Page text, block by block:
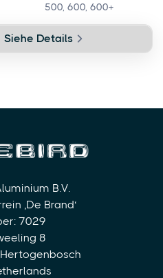
500, 600, 600+
Siehe Details
B.V.
‚De Brand‘
7029
8